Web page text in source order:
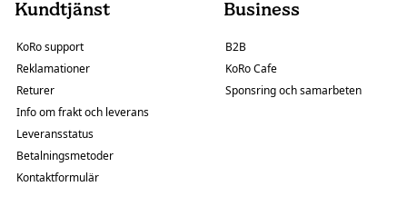
Kundtjänst
KoRo support
Reklamationer
Returer
Info om frakt och leverans
Leveransstatus
Betalningsmetoder
Kontaktformulär
Business
B2B
KoRo Cafe
Sponsring och samarbeten